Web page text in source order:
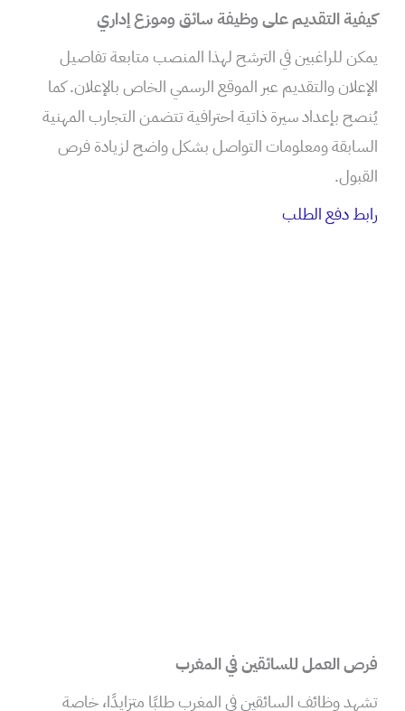
كيفية التقديم على وظيفة سائق وموزع إداري
يمكن للراغبين في الترشح لهذا المنصب متابعة تفاصيل
الإعلان والتقديم عبر الموقع الرسمي الخاص بالإعلان. كما
يُنصح بإعداد سيرة ذاتية احترافية تتضمن التجارب المهنية
السابقة ومعلومات التواصل بشكل واضح لزيادة فرص
القبول.
رابط دفع الطلب
فرص العمل للسائقين في المغرب
تشهد وظائف السائقين في المغرب طلبًا متزايدًا، خاصة